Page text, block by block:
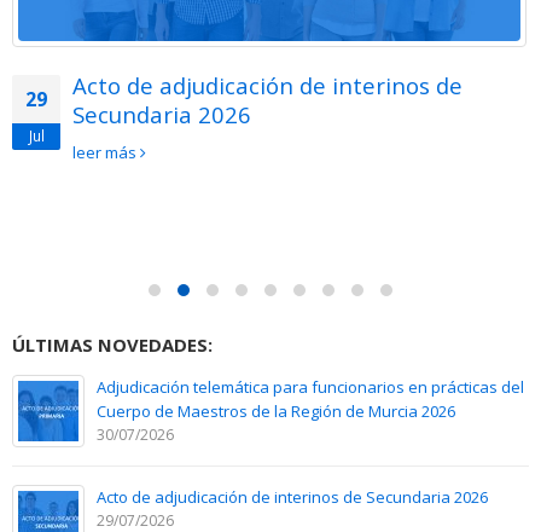
29
Jul
Acto de adjudicación de interinos de
Secundaria 2026
leer más
ÚLTIMAS NOVEDADES:
Adjudicación telemática para funcionarios en prácticas del
Cuerpo de Maestros de la Región de Murcia 2026
30/07/2026
Acto de adjudicación de interinos de Secundaria 2026
29/07/2026